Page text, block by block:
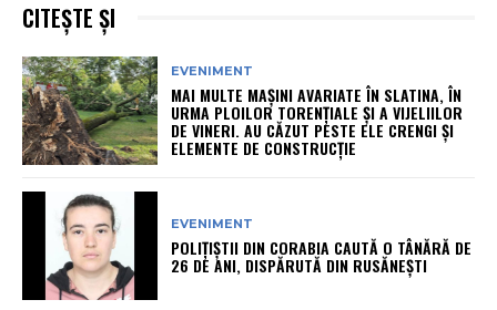
CITEȘTE ȘI
EVENIMENT
MAI MULTE MAȘINI AVARIATE ÎN SLATINA, ÎN
URMA PLOILOR TORENȚIALE ȘI A VIJELIILOR
DE VINERI. AU CĂZUT PESTE ELE CRENGI ȘI
ELEMENTE DE CONSTRUCȚIE
EVENIMENT
POLIȚIȘTII DIN CORABIA CAUTĂ O TÂNĂRĂ DE
26 DE ANI, DISPĂRUTĂ DIN RUSĂNEȘTI